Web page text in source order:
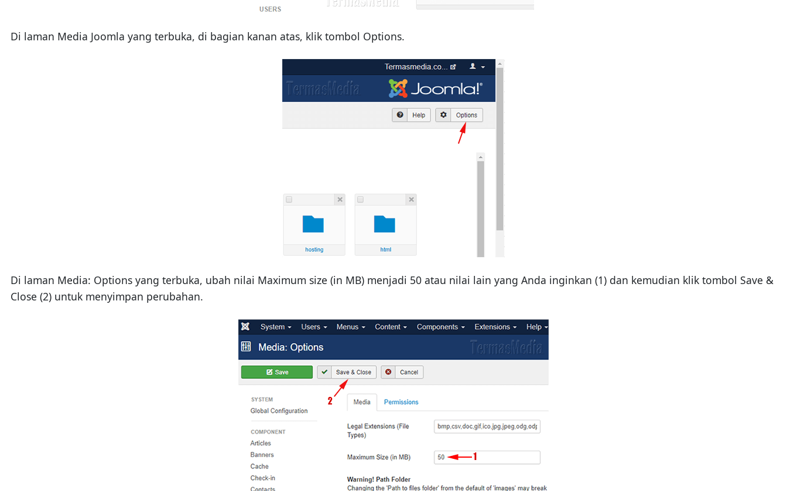
Di laman Media Joomla yang terbuka, di bagian kanan atas, klik tombol Options.
Di laman Media: Options yang terbuka, ubah nilai Maximum size (in MB) menjadi 50 atau nilai lain yang Anda inginkan (1) dan kemudian klik tombol Save &
Close (2) untuk menyimpan perubahan.